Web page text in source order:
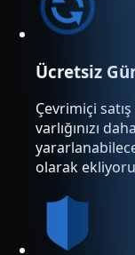
Ücretsiz
Çevrimiçi
varlığınızı
olarak